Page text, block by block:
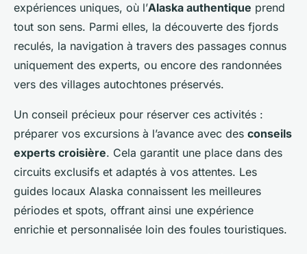
expériences uniques, où l’Alaska authentique prend
tout son sens. Parmi elles, la découverte des fjords
reculés, la navigation à travers des passages connus
uniquement des experts, ou encore des randonnées
vers des villages autochtones préservés.
Un conseil précieux pour réserver ces activités :
préparer vos excursions à l’avance avec des conseils
experts croisière. Cela garantit une place dans des
circuits exclusifs et adaptés à vos attentes. Les
guides locaux Alaska connaissent les meilleures
périodes et spots, offrant ainsi une expérience
enrichie et personnalisée loin des foules touristiques.